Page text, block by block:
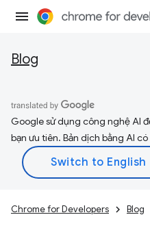
Blog
Google sử dụng công nghệ AI
bạn ưu tiên. Bản dịch bằng AI
Chrome for Developers Blog